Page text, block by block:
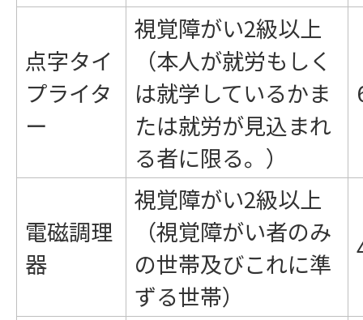
点字タイ
プライタ
ー
視覚障がい2級以上
（本人が就労もしく
は就学しているかま
たは就労が見込まれ
る者に限る。）
電磁調理
器
視覚障がい2級以上
（視覚障がい者のみ
の世帯及びこれに準
ずる世帯）